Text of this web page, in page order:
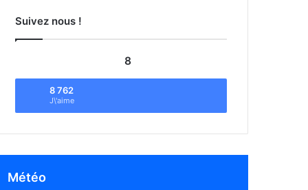
Suivez nous !
8
8 762
J\'aime
Météo